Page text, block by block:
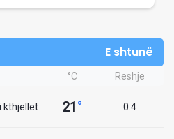
E shtunë
°C Reshje
kthjellët 21° 0.4